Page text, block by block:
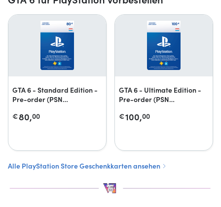
GTA 6 - Standard Edition -
Pre-order (PSN
€80,00
GTA 6 - Ultimate Edition -
Pre-order (PSN
€100,00
Alle PlayStation Store Geschenkkarten ansehen